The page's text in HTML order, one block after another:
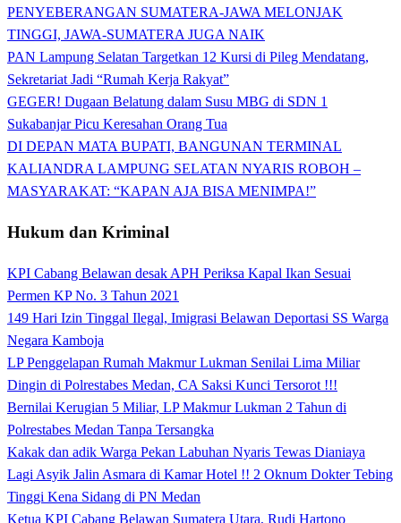
PENYEBERANGAN SUMATERA-JAWA MELONJAK
TINGGI, JAWA-SUMATERA JUGA NAIK
PAN Lampung Selatan Targetkan 12 Kursi di Pileg Mendatang,
Sekretariat Jadi “Rumah Kerja Rakyat”
GEGER! Dugaan Belatung dalam Susu MBG di SDN 1
Sukabanjar Picu Keresahan Orang Tua
DI DEPAN MATA BUPATI, BANGUNAN TERMINAL
KALIANDRA LAMPUNG SELATAN NYARIS ROBOH –
MASYARAKAT: “KAPAN AJA BISA MENIMPA!”
Hukum dan Kriminal
KPI Cabang Belawan desak APH Periksa Kapal Ikan Sesuai
Permen KP No. 3 Tahun 2021
149 Hari Izin Tinggal Ilegal, Imigrasi Belawan Deportasi SS Warga
Negara Kamboja
LP Penggelapan Rumah Makmur Lukman Senilai Lima Miliar
Dingin di Polrestabes Medan, CA Saksi Kunci Tersorot !!!
Bernilai Kerugian 5 Miliar, LP Makmur Lukman 2 Tahun di
Polrestabes Medan Tanpa Tersangka
Kakak dan adik Warga Pekan Labuhan Nyaris Tewas Dianiaya
Lagi Asyik Jalin Asmara di Kamar Hotel !! 2 Oknum Dokter Tebing
Tinggi Kena Sidang di PN Medan
Ketua KPI Cabang Belawan Sumatera Utara, Rudi Hartono